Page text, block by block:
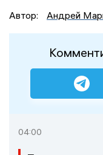
Автор:
Андрей
04:00